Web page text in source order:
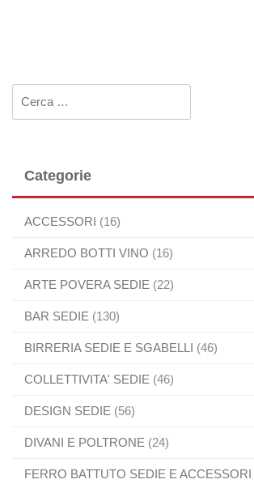
Categorie
ACCESSORI (16)
ARREDO BOTTI VINO (16)
ARTE POVERA SEDIE (22)
BAR SEDIE (130)
BIRRERIA SEDIE E SGABELLI (46)
COLLETTIVITA' SEDIE (46)
DESIGN SEDIE (56)
DIVANI E POLTRONE (24)
FERRO BATTUTO SEDIE E ACCESSORI